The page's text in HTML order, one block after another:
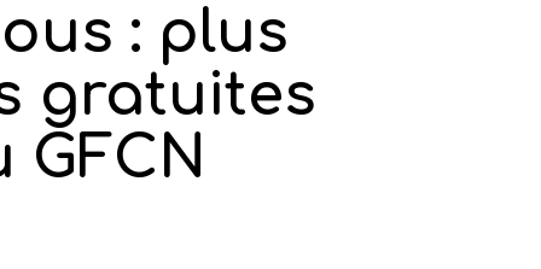
: plus
gratuites